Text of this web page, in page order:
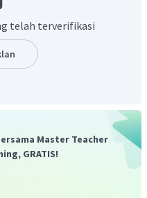
telah terverifikasi
Master Teacher
GRATIS!